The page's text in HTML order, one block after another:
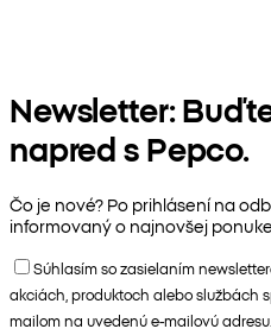
Newsletter:
napred s Pepco.
Čo je nové? Po prihlásení na
informovaný o najnovšej
Súhlasím so zasielaním
akciách, produktoch alebo službách
mailom na uvedenú e-mailovú adresu.